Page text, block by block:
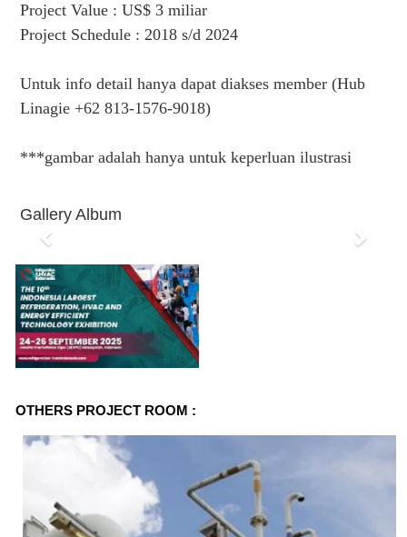
OTHERS PROJECT ROOM :
Project Value : US$ 3 miliar
Project Schedule : 2018 s/d 2024
Untuk info detail hanya dapat diakses member (Hub
Linagie +62 813-1576-9018)
***gambar adalah hanya untuk keperluan ilustrasi
Gallery Album
P
r
e
v
i
u
s
N